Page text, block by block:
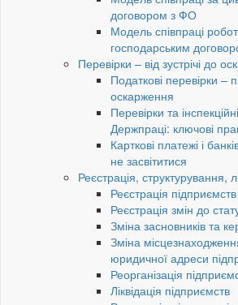
договором з ФО
Модель співпраці
господарським
Перевірки – від зустрічі до
Податкові перевірки –
оскарження
Перевірки та
Держпраці: ключові
Карткові платежі і
не засвітитися
Реєстрація, структурування,
Реєстрація підприємств
Реєстрація змін до
Зміна засновників та
Зміна
юридичної адреси
Реорганізація
Ліквідація підприємств